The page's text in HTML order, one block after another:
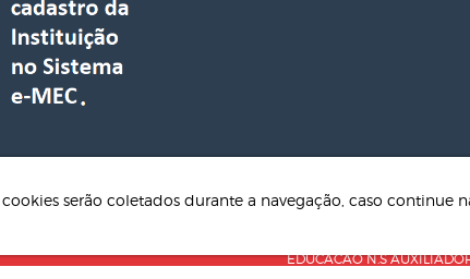
EDUCACAO N.S
cookies serão coletados durante a navegação, caso continue